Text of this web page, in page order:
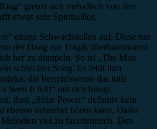
grenzt sich melodisch von den
etwas sehr Spirituelles.
einige Schwachstellen auf. Diese tun
der Hang zur Tragik überhandnimmt
her zu dümpeln. So ist „The Man
schlechter Song. Es fehlt ihm
die beispielsweise das tolle
Seen It All)“ mit sich bringt.
dass „Solar Power“ definitiv kein
ebenso nebenbei hören kann. Dafür
viel zu facettenreich. Den